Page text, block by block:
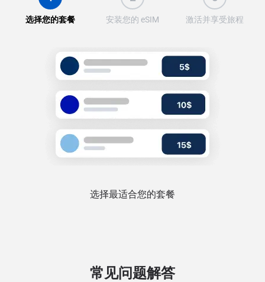
选择您的套餐 安装您的 eSIM 激活并享受旅程
选择最适合您的套餐
常见问题解答